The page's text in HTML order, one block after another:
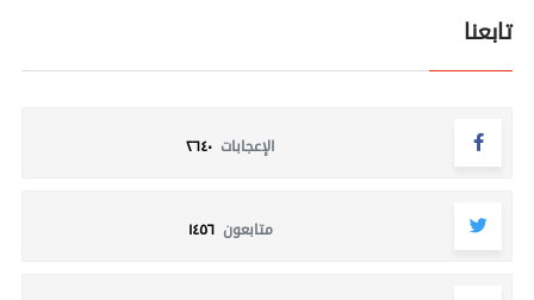
تابعنا
الإعجابات ٢٦٤٠
متابعون ١٤٥٦